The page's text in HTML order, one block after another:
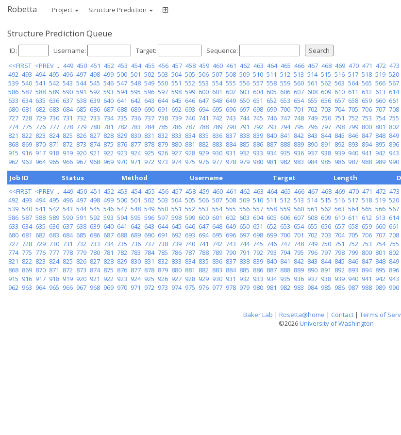
Robetta Project Structure Prediction
Structure Prediction Queue
ID: Username: Target:
Sequence:
<<FIRST <PREV ... 449 450 451 452 453 454 455 456 457 458 459 460 461 462 463 464 465 466 467 468 469 470 471 472 473
492 493 494 495 496 497 498 499 500 501 502 503 504 505 506 507 508 509 510 511 512 513 514 515 516 517 518 519 520
539 540 541 542 543 544 545 546 547 548 549 550 551 552 553 554 555 556 557 558 559 560 561 562 563 564 565 566 567
586 587 588 589 590 591 592 593 594 595 596 597 598 599 600 601 602 603 604 605 606 607 608 609 610 611 612 613 614
633 634 635 636 637 638 639 640 641 642 643 644 645 646 647 648 649 650 651 652 653 654 655 656 657 658 659 660 661
680 681 682 683 684 685 686 687 688 689 690 691 692 693 694 695 696 697 698 699 700 701 702 703 704 705 706 707 708
727 728 729 730 731 732 733 734 735 736 737 738 739 740 741 742 743 744 745 746 747 748 749 750 751 752 753 754 755
774 775 776 777 778 779 780 781 782 783 784 785 786 787 788 789 790 791 792 793 794 795 796 797 798 799 800 801 802
821 822 823 824 825 826 827 828 829 830 831 832 833 834 835 836 837 838 839 840 841 842 843 844 845 846 847 848 849
868 869 870 871 872 873 874 875 876 877 878 879 880 881 882 883 884 885 886 887 888 889 890 891 892 893 894 895 896
915 916 917 918 919 920 921 922 923 924 925 926 927 928 929 930 931 932 933 934 935 936 937 938 939 940 941 942 943
962 963 964 965 966 967 968 969 970 971 972 973 974 975 976 977 978 979 980 981 982 983 984 985 986 987 988 989 990
Job ID
Status Method Username Target Length
<<FIRST <PREV ... 449 450 451 452 453 454 455 456 457 458 459 460 461 462 463 464 465 466 467 468 469 470 471 472 473
492 493 494 495 496 497 498 499 500 501 502 503 504 505 506 507 508 509 510 511 512 513 514 515 516 517 518 519 520
539 540 541 542 543 544 545 546 547 548 549 550 551 552 553 554 555 556 557 558 559 560 561 562 563 564 565 566 567
586 587 588 589 590 591 592 593 594 595 596 597 598 599 600 601 602 603 604 605 606 607 608 609 610 611 612 613 614
633 634 635 636 637 638 639 640 641 642 643 644 645 646 647 648 649 650 651 652 653 654 655 656 657 658 659 660 661
680 681 682 683 684 685 686 687 688 689 690 691 692 693 694 695 696 697 698 699 700 701 702 703 704 705 706 707 708
727 728 729 730 731 732 733 734 735 736 737 738 739 740 741 742 743 744 745 746 747 748 749 750 751 752 753 754 755
774 775 776 777 778 779 780 781 782 783 784 785 786 787 788 789 790 791 792 793 794 795 796 797 798 799 800 801 802
821 822 823 824 825 826 827 828 829 830 831 832 833 834 835 836 837 838 839 840 841 842 843 844 845 846 847 848 849
868 869 870 871 872 873 874 875 876 877 878 879 880 881 882 883 884 885 886 887 888 889 890 891 892 893 894 895 896
915 916 917 918 919 920 921 922 923 924 925 926 927 928 929 930 931 932 933 934 935 936 937 938 939 940 941 942 943
962 963 964 965 966 967 968 969 970 971 972 973 974 975 976 977 978 979 980 981 982 983 984 985 986 987 988 989 990
Baker Lab | Rosetta@home | Contact | Terms of
©2026University of Washington